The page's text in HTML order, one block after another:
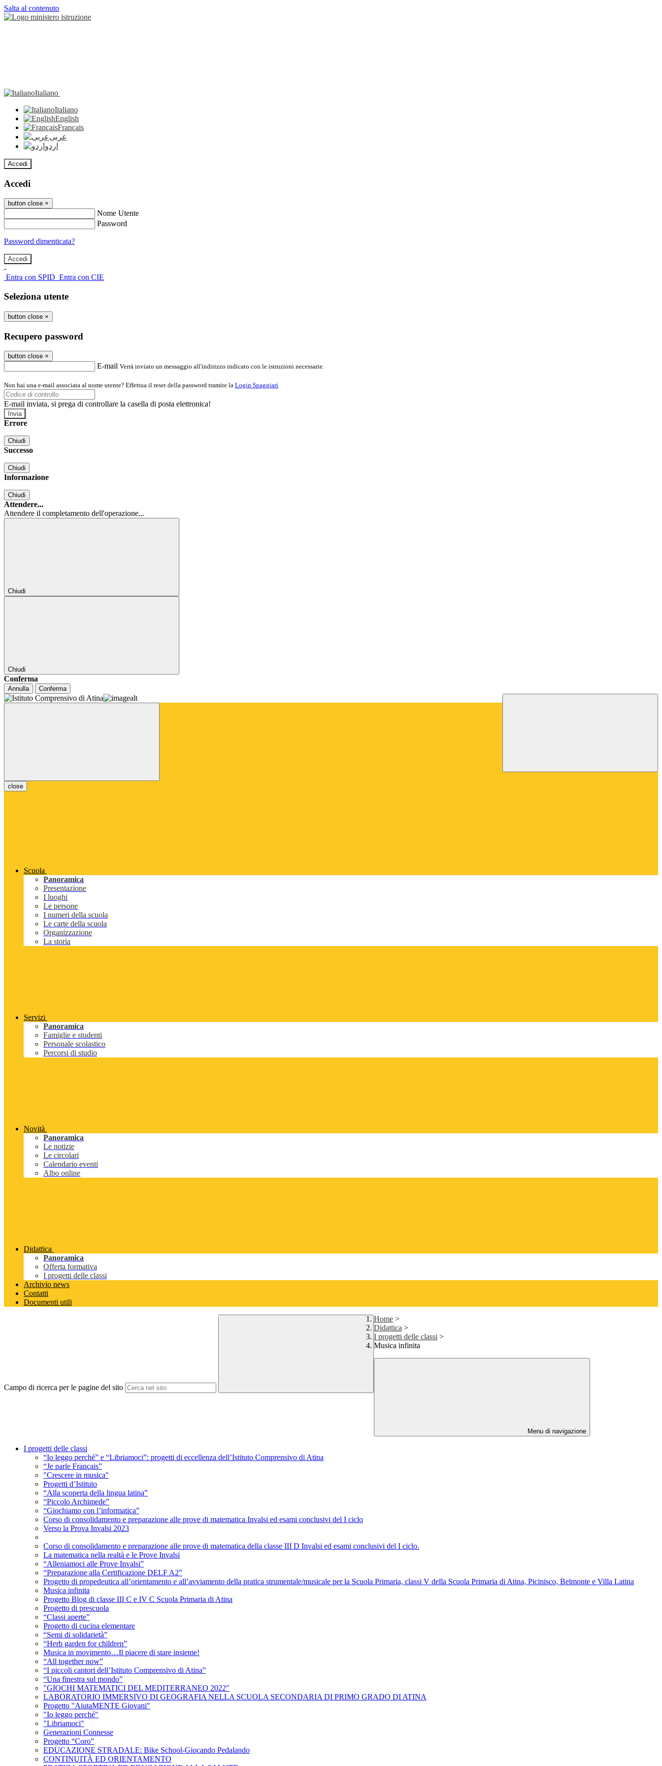
Salta al contenuto
Italiano
Italiano
English
Français
عربى
اردو
Accedi
Accedi
button close ×
Nome Utente
Password
Password dimenticata?
-
Entra con SPID Entra con CIE
Seleziona utente
button close ×
Recupero password
button close ×
E-mail Verrà inviato un messaggio all'indirizzo indicato con le istruzioni necessarie.
Non hai una e-mail associata al nome utente? Effettua il reset della password tramite la Login Spaggiari
E-mail inviata, si prega di controllare la casella di posta elettronica!
Errore
Chiudi
Successo
Chiudi
Informazione
Chiudi
Attendere...
Attendere il completamento dell'operazione...
Chiudi
Chiudi
Conferma
Annulla Conferma
close
Scuola
Panoramica
Presentazione
I luoghi
Le persone
I numeri della scuola
Le carte della scuola
Organizzazione
La storia
Servizi
Panoramica
Famiglie e studenti
Personale scolastico
Percorsi di studio
Novità
Panoramica
Le notizie
Le circolari
Calendario eventi
Albo online
Didattica
Panoramica
Offerta formativa
I progetti delle classi
Archivio news
Contatti
Documenti utili
Campo di ricerca per le pagine del sito
Home >
Didattica >
I progetti delle classi >
Musica infinita
Menu di navigazione
I progetti delle classi
“Io leggo perché” e “Libriamoci”: progetti di eccellenza dell’Istituto Comprensivo di Atina
“Je parle Français”
"Crescere in musica"
Progetti d’Istituto
“Alla scoperta della lingua latina”
“Piccolo Archimede”
“Giochiamo con l’informatica”
Corso di consolidamento e preparazione alle prove di matematica Invalsi ed esami conclusivi del I ciclo
Verso la Prova Invalsi 2023
Corso di consolidamento e preparazione alle prove di matematica della classe III D Invalsi ed esami conclusivi del I ciclo.
La matematica nella realtà e le Prove Invalsi
“Alleniamoci alle Prove Invalsi”
“Preparazione alla Certificazione DELF A2”
Progetto di propedeutica all’orientamento e all’avviamento della pratica strumentale/musicale per la Scuola Primaria, classi V della Scuola Primaria di Atina, Picinisco, Belmonte e Villa Latina
Musica infinita
Progetto Blog di classe III C e IV C Scuola Primaria di Atina
Progetto di prescuola
“Classi aperte”
Progetto di cucina elementare
“Semi di solidarietà”
“Herb garden for children”
Musica in movimento…Il piacere di stare insieme!
“All together now”
“I piccoli cantori dell’Istituto Comprensivo di Atina”
“Una finestra sul mondo”
"GIOCHI MATEMATICI DEL MEDITERRANEO 2022"
LABORATORIO IMMERSIVO DI GEOGRAFIA NELLA SCUOLA SECONDARIA DI PRIMO GRADO DI ATINA
Progetto "AiutaMENTE Giovani"
"Io leggo perché"
"Libriamoci"
Generazioni Connesse
Progetto “Coro”
EDUCAZIONE STRADALE: Bike School-Giocando Pedalando
CONTINUITÀ ED ORIENTAMENTO